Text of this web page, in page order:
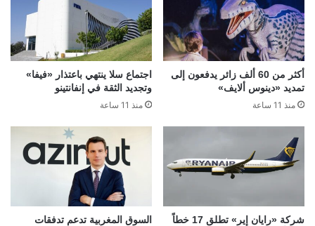
أكثر من 60 ألف زائر يدفعون إلى
تمديد «دينوس ألايف»
منذ 11 ساعة
اجتماع سلا ينتهي باعتذار «فيفا»
وتجديد الثقة في إنفانتينو
منذ 11 ساعة
شركة «رايان إير» تطلق 17 خطاً
السوق المغربية تدعم تدفقات